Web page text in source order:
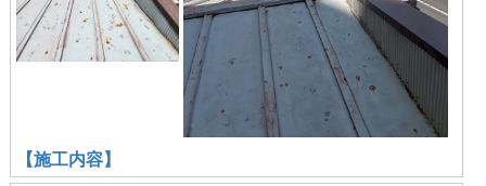
【施工内容】